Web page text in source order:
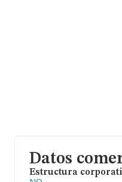
Datos
Estructura